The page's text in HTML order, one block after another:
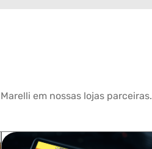
em nossas lojas parceiras.